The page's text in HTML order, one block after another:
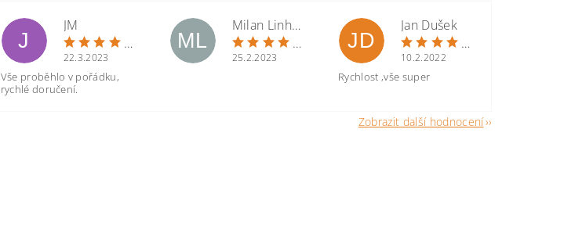
J
JM
22.3.2023
Vše proběhlo v pořádku,
rychlé doručení.
ML
Milan Linhart
25.2.2023
JD
Jan Dušek
10.2.2022
Rychlost ,vše super
Zobrazit další hodnocení